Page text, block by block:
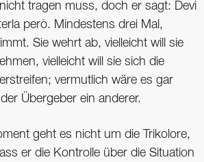
tragen muss, doch er sagt: Devi
però. Mindestens drei Mal,
Sie wehrt ab, vielleicht will sie
vielleicht will sie sich die
vermutlich wäre es gar
Übergeber ein anderer.
geht es nicht um die Trikolore,
er die Kontrolle über die Situation